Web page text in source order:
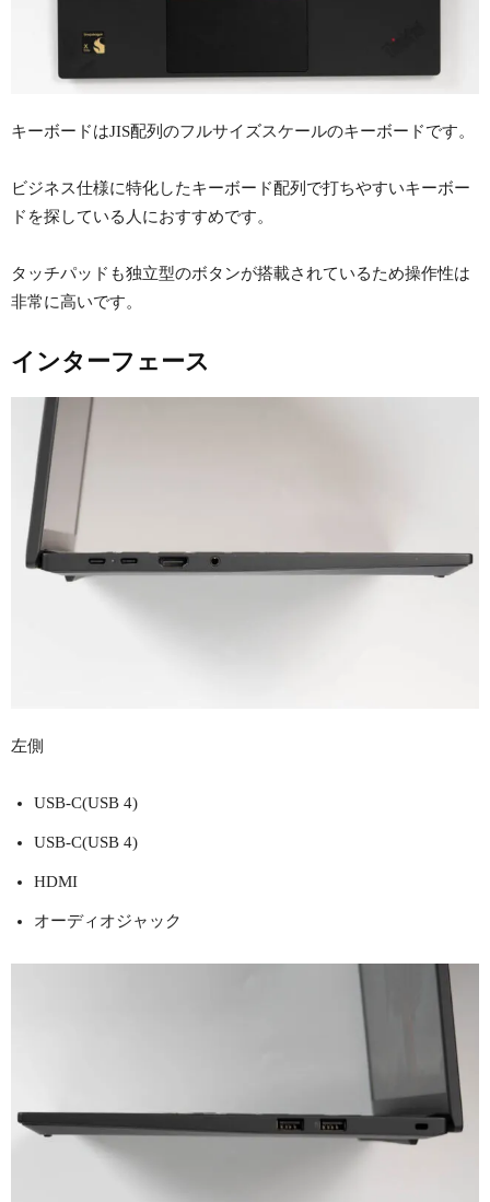
キーボードはJIS配列のフルサイズスケールのキーボードです。
ビジネス仕様に特化したキーボード配列で打ちやすいキーボー
ドを探している人におすすめです。
タッチパッドも独立型のボタンが搭載されているため操作性は
非常に高いです。
インターフェース
左側
USB-C(USB 4)
USB-C(USB 4)
HDMI
オーディオジャック